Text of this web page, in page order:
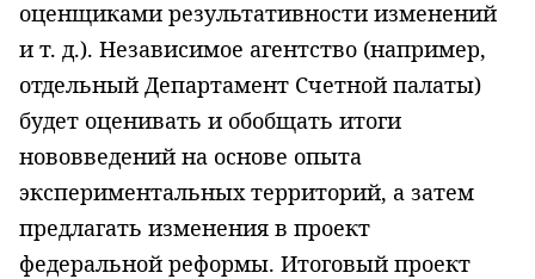
оценщиками результативности изменений
и т. д.). Независимое агентство (например,
отдельный Департамент Счетной палаты)
будет оценивать и обобщать итоги
нововведений на основе опыта
экспериментальных территорий, а затем
предлагать изменения в проект
федеральной реформы. Итоговый проект